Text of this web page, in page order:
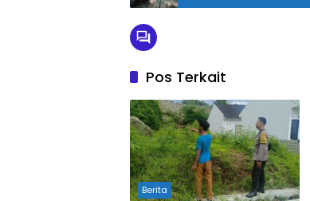
Pos Terkait
Berita